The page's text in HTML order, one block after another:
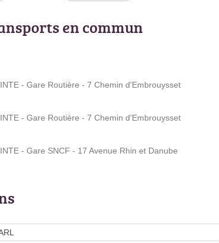
en commun
- Gare Routière - 7 Chemin d'Embrouysset
- Gare Routière - 7 Chemin d'Embrouysset
- Gare SNCF - 17 Avenue Rhin et Danube